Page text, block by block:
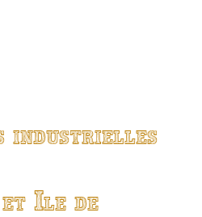
industrielles
Ile de